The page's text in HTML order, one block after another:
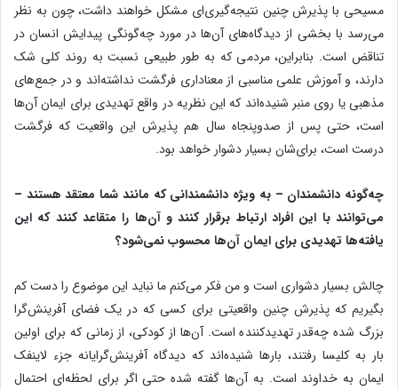
مسیحی با پذیرش چنین نتیجه‌گیری‌ای مشکل خواهند داشت، چون به نظر
می‌رسد با بخشی از دیدگاه‌های آن‌ها در مورد چه‌گونگی پیدایش انسان در
تناقض است. بنابراین، مردمی که به طور طبیعی نسبت به روند کلی شک
دارند، و آموزش علمی ‌مناسبی از معناداری فرگشت نداشته‌اند و در جمع‌های
مذهبی یا روی منبر شنیده‌اند که این نظریه در واقع تهدیدی برای ایمان آن‌ها
است، حتی پس از صدوپنجاه سال هم پذیرش این واقعیت که فرگشت
درست است، برای‌شان بسیار دشوار خواهد بود.
چهگونه دانشمندان – به ویژه دانشمندانی که مانند شما معتقد هستند –
می‌توانند با این افراد ارتباط برقرار کنند و آن‌ها را متقاعد کنند که این
یافته‌ها تهدیدی برای ایمان آن‌ها محسوب نمی‌شود؟
چالش بسیار دشواری است و من فکر می‌کنم ما نباید این موضوع را دست کم
بگیریم که پذیرش چنین واقعیتی برای کسی که در یک فضای آفرینش‌گرا
بزرگ شده چه‌قدر تهدیدکننده است. آن‌ها از کودکی، از زمانی که برای اولین
بار به کلیسا رفتند، بارها شنیده‌اند که دیدگاه آفرینش‌گرایانه جزء لاینفک
ایمان به خداوند است. به آن‌ها گفته شده حتی اگر برای لحظه‌ای احتمال